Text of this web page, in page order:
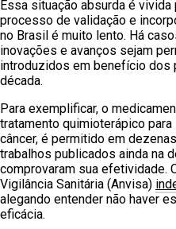
Essa situação absurda é
processo de validação e
no Brasil é muito lento. Há
inovações e avanços sejam
introduzidos em benefício dos
década.
Para exemplificar, o
tratamento quimioterápico
câncer, é permitido em
trabalhos publicados ainda na
comprovaram sua efetividade.
Vigilância Sanitária (Anvisa)
alegando entender não haver
eficácia.